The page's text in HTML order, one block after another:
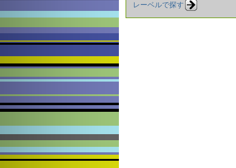
レーベルで探す